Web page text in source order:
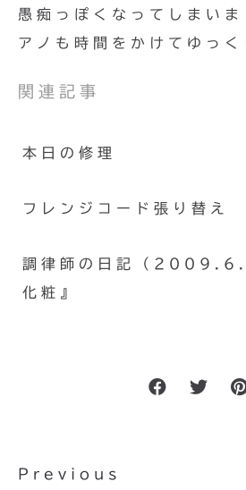
愚痴っぽくなってしまい
アノも時間をかけてゆっく
関連記事
本日の修理
フレンジコード張り替え
調律師の日記（
化粧』
Previous